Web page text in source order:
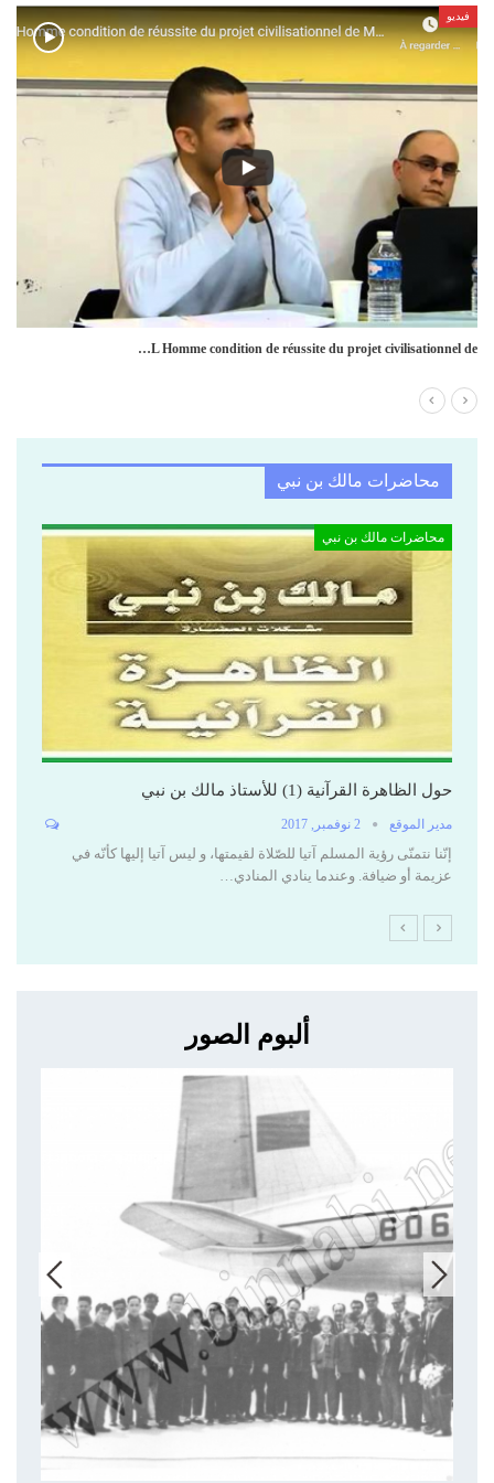
فيديو
(Malek Bennabi (1905-1973
محاضرات مالك بن نبي
محاضرات مالك بن نبي
حول الظاهرة القرآنية (1) للأستاذ مالك بن نبي
مدير الموقع 2 نوفمبر, 2017
إنّنا نتمنّى رؤية المسلم آتيا للصّلاة لقيمتها، و ليس آتيا إليها كأنّه في
عزيمة أو ضيافة. وعندما ينادي المنادي…
ألبوم الصور